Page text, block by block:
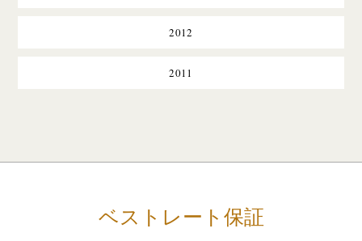
2012
2011
ベストレート保証